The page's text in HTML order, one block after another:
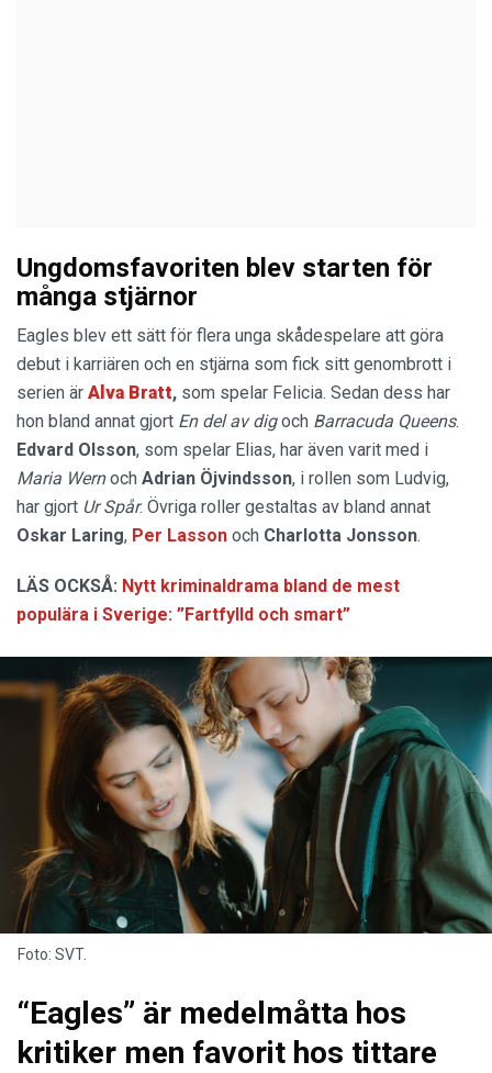
Ungdomsfavoriten blev starten för
många stjärnor
Eagles blev ett sätt för flera unga skådespelare att göra
debut i karriären och en stjärna som fick sitt genombrott i
serien är Alva Bratt, som spelar Felicia. Sedan dess har
hon bland annat gjort En del av digoch Barracuda Queens.
Edvard Olsson, som spelar Elias, har även varit med i
Maria Wernoch Adrian Öjvindsson, i rollen som Ludvig,
har gjort Ur Spår. Övriga roller gestaltas av bland annat
Oskar Laring, Per Lasson och Charlotta Jonsson.
LÄS OCKSÅ: Nytt kriminaldrama bland de mest
populära i Sverige: ”Fartfylld och smart”
Foto: SVT.
“Eagles” är medelmåtta hos
kritiker men favorit hos tittare